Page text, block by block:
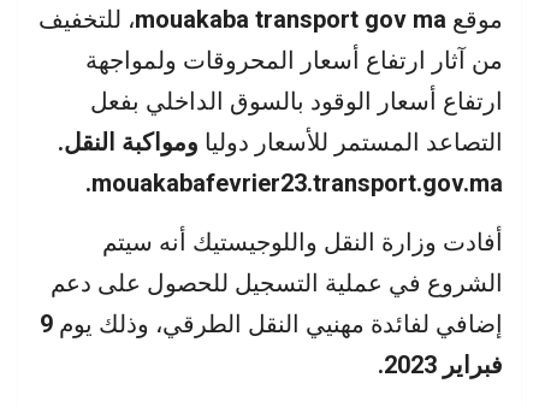
موقع mouakaba transport gov ma، للتخفيف
من آثار ارتفاع أسعار المحروقات ولمواجهة
ارتفاع أسعار الوقود بالسوق الداخلي بفعل
التصاعد المستمر للأسعار دوليا ومواكبة النقل.
mouakabafevrier23.transport.gov.ma.
أفادت وزارة النقل واللوجيستيك أنه سيتم
الشروع في عملية التسجيل للحصول على دعم
إضافي لفائدة مهنيي النقل الطرقي، وذلك يوم 9
فبراير 2023.